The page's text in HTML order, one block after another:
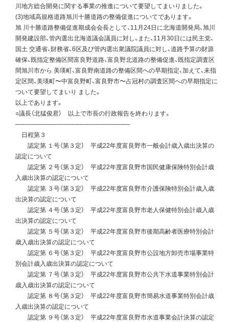
川地方総合開発に関する事業の推進について要望してまいりました。
(3)地域高規格道路旭川十勝道路の整備促進についてであります。
旭 川十勝道路整備促進期成会会長として、11月24日に北海道開発局、旭川
開発建設部、管内選出北海道議会議員に対し、また、11月30日には民主党、
国土 交通省、財務省、6区及び管内選出衆議院議員に対し、道路予算の財源
確保、既指定整備区間富良野道路、富良野北道路の整備促進、既指定調査区
間旭川市から 美瑛町、富良野南道路の整備区間への早期指定、加えて、未指
定区間、美瑛町〜中富良野町、富良野市〜占冠村の調査区間への早期指定に
ついて要望してまいり ました。
以上であります。
○議長（北猛俊君） 以上で市長の行政報告を終わります。
─────────────────────────
日程第３
認定第 １号（第３定） 平成22年度富良野市一般会計歳入歳出決算の
認定について
認定第 ２号（第３定） 平成22年度富良野市国民健康保険特別会計歳
入歳出決算の認定について
認定第 ３号（第３定） 平成22年度富良野市介護保険特別会計歳入歳
出決算の認定について
認定第 ４号（第３定） 平成22年度富良野市老人保健特別会計歳入歳
出決算の認定について
認定第 ５号（第３定） 平成22年度富良野市後期高齢者医療特別会計
歳入歳出決算の認定について
認定第 ６号（第３定） 平成22年度富良野市公設地方卸売市場事業特
別会計歳入歳出決算の認定について
認定第 ７号（第３定） 平成22年度富良野市公共下水道事業特別会計
歳入歳出決算の認定について
認定第 ８号（第３定） 平成22年度富良野市簡易水道事業特別会計歳
入歳出決算の認定について
認定第 ９号（第３定） 平成22年度富良野市水道事業会計決算の認定